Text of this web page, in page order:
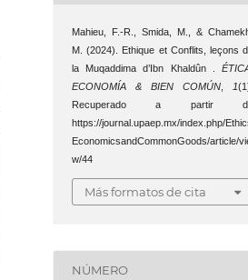
Mahieu, F.-R., Smida, M., &
M. (2024). Ethique et Conflits, leçons
la Muqaddima d’Ibn Khaldûn .
ECONOMÍA & BIEN COMÚN
1
Recuperado a partir
https://journal.upaep.mx/index.php/
EconomicsandCommonGoods/article/
w/44
Más formatos de cita
NÚMERO